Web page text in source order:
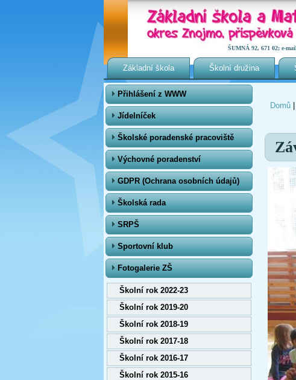
ŠUMNÁ 92, 671 02; e-
Základní škola Školní družina
Přihlášení z WWW
Jídelníček
Školské poradenské pracoviště
Výchovné poradenství
GDPR (Ochrana osobních údajů)
Školská rada
SRPŠ
Sportovní klub
Fotogalerie ZŠ
Školní rok 2022-23
Školní rok 2019-20
Školní rok 2018-19
Školní rok 2017-18
Školní rok 2016-17
Školní rok 2015-16
Domů